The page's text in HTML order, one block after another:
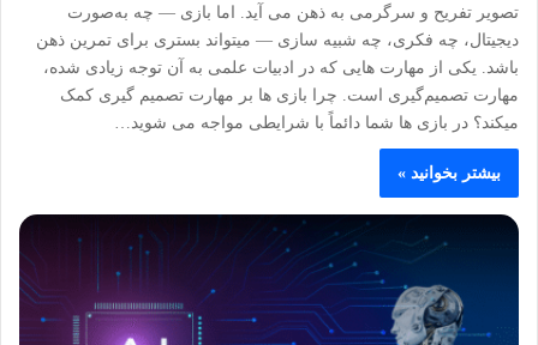
تصویر تفریح و سرگرمی به ذهن می آید. اما بازی — چه به‌صورت
دیجیتال، چه فکری، چه شبیه سازی — میتواند بستری برای تمرین ذهن
باشد. یکی از مهارت هایی که در ادبیات علمی به آن توجه زیادی شده،
مهارت تصمیم‌گیری است. چرا بازی‌ ها بر مهارت تصمیم‌ گیری کمک
میکند؟ در بازی ها شما دائماً با شرایطی مواجه می شوید…
بیشتر بخوانید »